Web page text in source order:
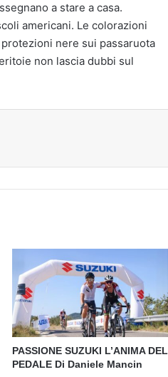
a stare a casa.
americani. Le colorazioni
nere sui passaruota
non lascia dubbi sul
PASSIONE SUZUKI L’ANIMA DEL
PEDALE Di Daniele Mancin